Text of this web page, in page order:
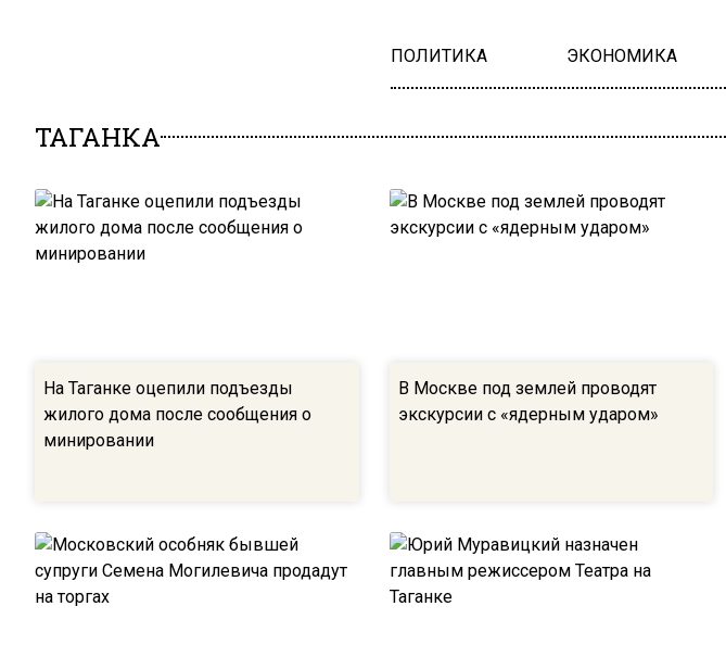
ПОЛИТИКА ЭКОНОМИКА
ТАГАНКА
На Таганке оцепили подъезды
жилого дома после сообщения о
минировании
В Москве под землей проводят
экскурсии с «ядерным ударом»